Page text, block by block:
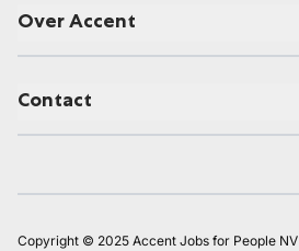
Over Accent
Contact
Copyright © 2025 Accent Jobs for People NV